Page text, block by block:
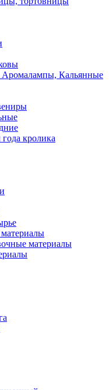
Кальянные
кролика
материалы